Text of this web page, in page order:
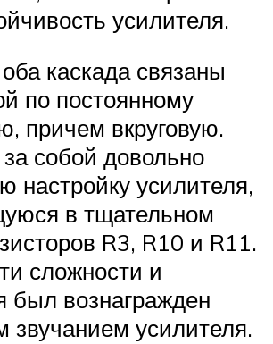
усилителя.
каскада связаны
по постоянному
причем вкруговую.
собой довольно
настройку усилителя,
в тщательном
R3, R10 и R11.
сложности и
был вознагражден
звучанием усилителя.